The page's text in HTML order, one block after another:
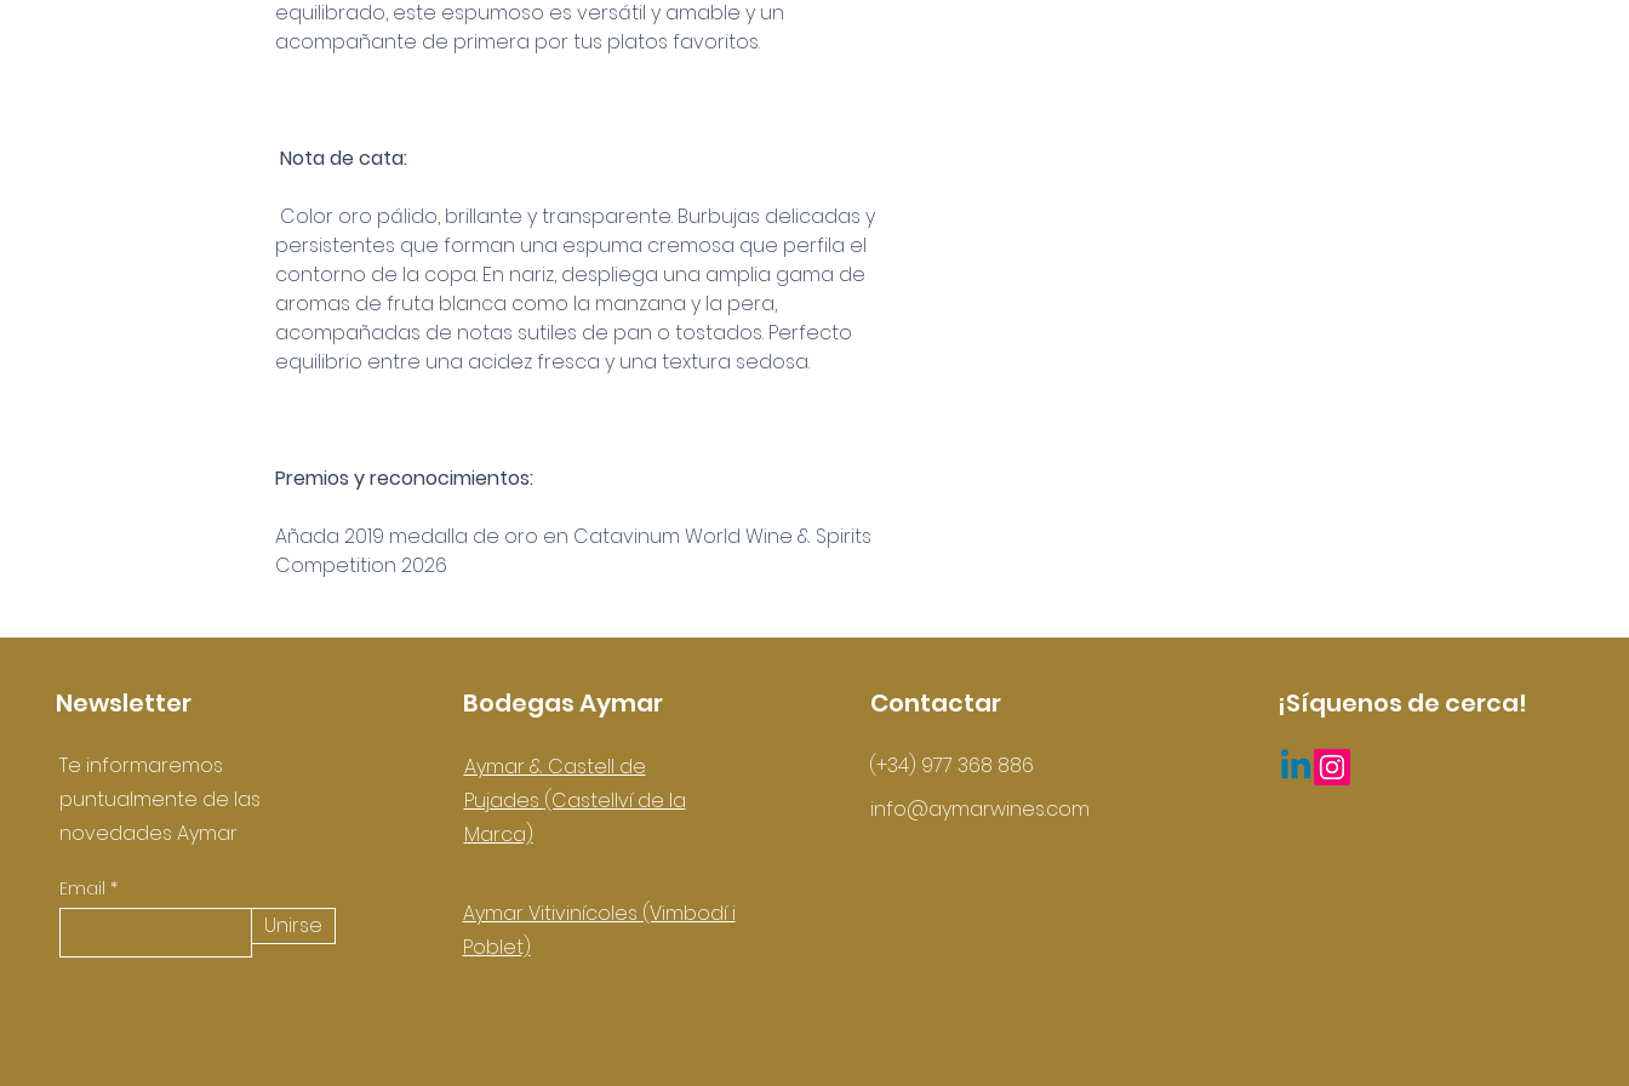
equilibrado, este espumoso es versátil y amable y un
acompañante de primera por tus platos favoritos.
Nota de cata:
Color oro pálido, brillante y transparente. Burbujas delicadas y
persistentes que forman una espuma cremosa que perfila el
contorno de la copa. En nariz, despliega una amplia gama de
aromas de fruta blanca como la manzana y la pera,
acompañadas de notas sutiles de pan o tostados. Perfecto
equilibrio entre una acidez fresca y una textura sedosa.
Premios y reconocimientos:
Añada 2019 medalla de oro en Catavinum World Wine & Spirits
Competition 2026
Newsletter
Te informaremos
puntualmente de las
novedades Aymar
Email
Unirse
Bodegas Aymar
Aymar & Castell de
Pujades (Castellví de la
Marca)
Aymar Vitivinícoles (Vimbodí i
Poblet)
Contactar
(+34) 977 368 886
info@aymarwines.com
¡Síquenos de cerca!